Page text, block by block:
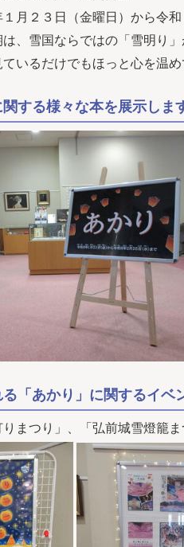
月２３日（金曜日）から令和
、雪国ならではの「雪明り」
いるだけでもほっと心を温め
関する様々な本を展示しま
「あかり」に関するイベ
まつり」、「弘前城雪燈籠ま